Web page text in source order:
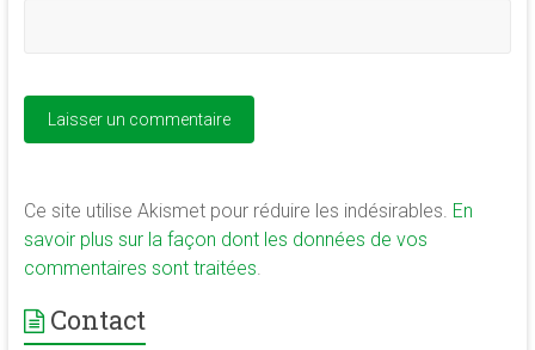
Ce site utilise Akismet pour réduire les indésirables. En
savoir plus sur la façon dont les données de vos
commentaires sont traitées
Contact